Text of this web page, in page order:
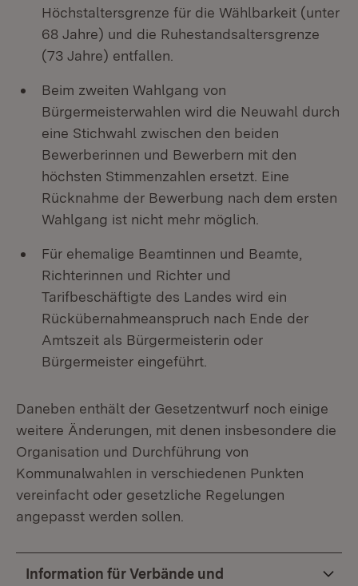
Höchstaltersgrenze für die Wählbarkeit (unter
68 Jahre) und die Ruhestandsaltersgrenze
(73 Jahre) entfallen.
Beim zweiten Wahlgang von
Bürgermeisterwahlen wird die Neuwahl durch
eine Stichwahl zwischen den beiden
Bewerberinnen und Bewerbern mit den
höchsten Stimmenzahlen ersetzt. Eine
Rücknahme der Bewerbung nach dem ersten
Wahlgang ist nicht mehr möglich.
Für ehemalige Beamtinnen und Beamte,
Richterinnen und Richter und
Tarifbeschäftigte des Landes wird ein
Rückübernahmeanspruch nach Ende der
Amtszeit als Bürgermeisterin oder
Bürgermeister eingeführt.
Daneben enthält der Gesetzentwurf noch einige
weitere Änderungen, mit denen insbesondere die
Organisation und Durchführung von
Kommunalwahlen in verschiedenen Punkten
vereinfacht oder gesetzliche Regelungen
angepasst werden sollen.
Information für Verbände und